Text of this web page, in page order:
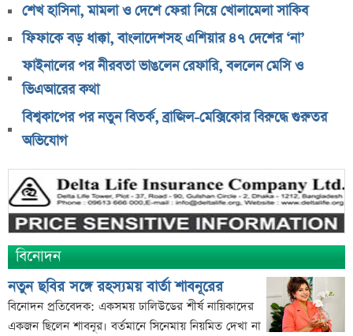
শেখ হাসিনা, মামলা ও দেশে ফেরা নিয়ে খোলামেলা সাকিব
ফিফাকে বড় ধাক্কা, বাংলাদেশসহ এশিয়ার ৪৭ দেশের ‘না’
ফাইনালের পর নীরবতা ভাঙলেন রেফারি, বললেন মেসি ও
ভিএআরের কথা
বিশ্বকাপের পর নতুন বিতর্ক, ব্রাজিল-মেক্সিকোর বিরুদ্ধে গুরুতর
অভিযোগ
বিনোদন
নতুন ছবির সঙ্গে রহস্যময় বার্তা শাবনূরের
বিনোদন প্রতিবেদক: একসময় ঢালিউডের শীর্ষ নায়িকাদের
একজন ছিলেন শাবনূর। বর্তমানে সিনেমায় নিয়মিত দেখা না